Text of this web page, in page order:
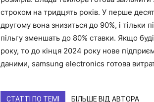
строком на тридцять років. У перше
другому вона знизиться до 90%, і тільки
пільгу зменшать до 80% ставки. Якщо
року, то до кінця 2024 року нове
даними, samsung electronics готова
СТАТТІ ПО ТЕМІ БІЛЬШЕ ВІД АВТОРА